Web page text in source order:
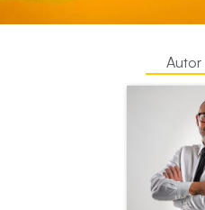
Autor